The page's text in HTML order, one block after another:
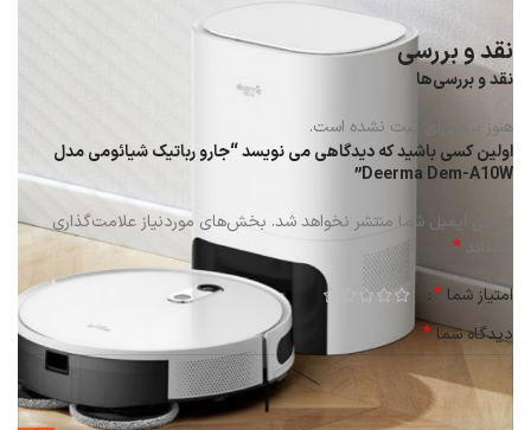
نقد و بررسی
نقد و بررسی‌ها
هنوز بررسی‌ای ثبت نشده است.
اولین کسی باشید که دیدگاهی می نویسد “جارو رباتیک شیائومی مدل
Deerma Dem-A10W”
نشانی ایمیل شما منتشر نخواهد شد. بخش‌های موردنیاز علامت‌گذاری
شده‌اند *
امتیاز شما *
دیدگاه شما*